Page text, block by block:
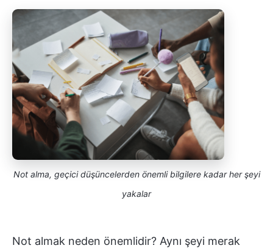
Not alma, geçici düşüncelerden önemli bilgilere kadar her şeyi
yakalar
Not almak neden önemlidir? Aynı şeyi merak